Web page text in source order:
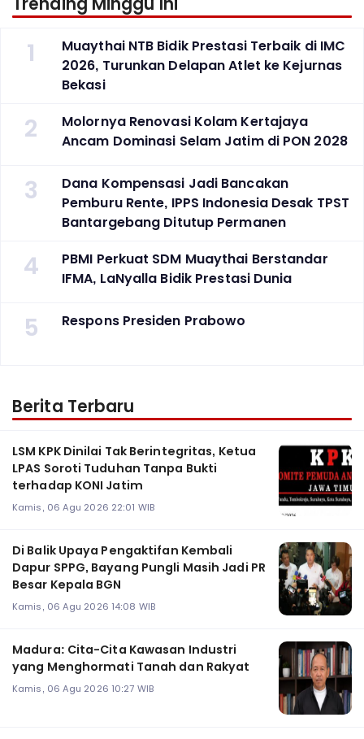
1
Muaythai NTB Bidik Prestasi Terbaik di IMC
2026, Turunkan Delapan Atlet ke Kejurnas
Bekasi
2
Molornya Renovasi Kolam Kertajaya
Ancam Dominasi Selam Jatim di PON 2028
3
Dana Kompensasi Jadi Bancakan
Pemburu Rente, IPPS Indonesia Desak TPST
Bantargebang Ditutup Permanen
4
PBMI Perkuat SDM Muaythai Berstandar
IFMA, LaNyalla Bidik Prestasi Dunia
5 Respons Presiden Prabowo
Berita Terbaru
LSM KPK Dinilai Tak Berintegritas, Ketua
LPAS Soroti Tuduhan Tanpa Bukti
terhadap KONI Jatim
Kamis, 06 Agu 2026 22:01 WIB
Di Balik Upaya Pengaktifan Kembali
Dapur SPPG, Bayang Pungli Masih Jadi PR
Besar Kepala BGN
Kamis, 06 Agu 2026 14:08 WIB
Madura: Cita-Cita Kawasan Industri
yang Menghormati Tanah dan Rakyat
Kamis, 06 Agu 2026 10:27 WIB